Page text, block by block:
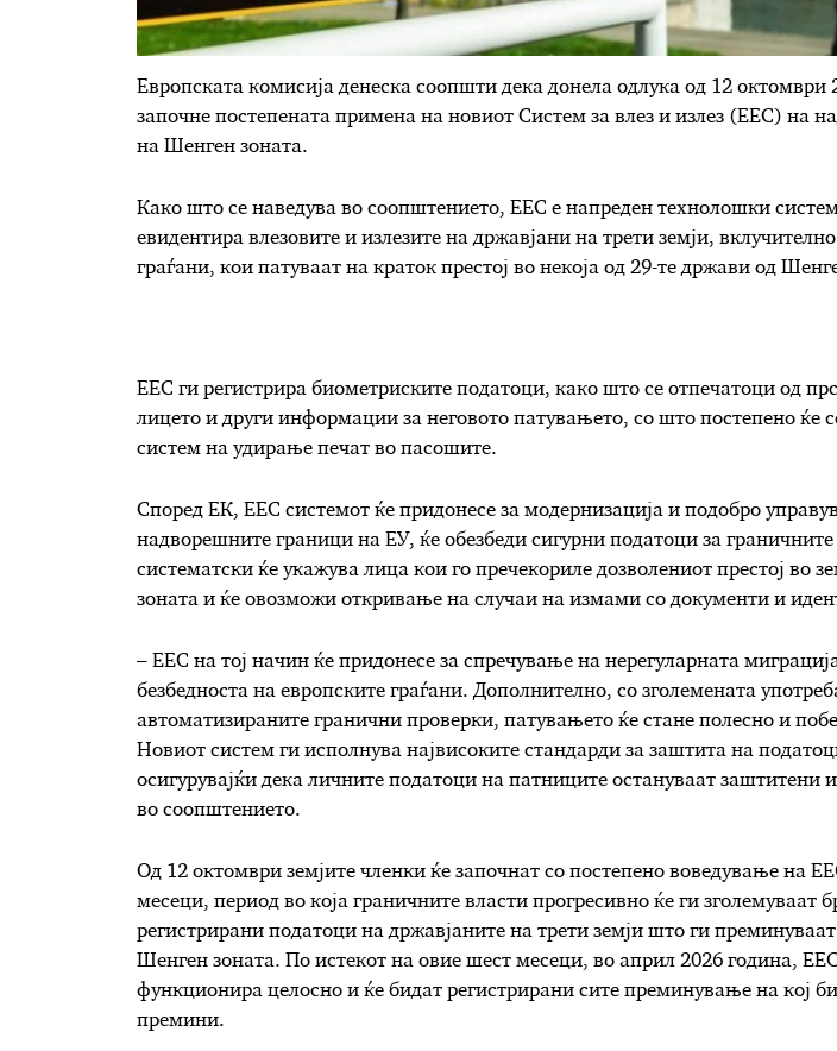
Европската комисија денеска соопшти дека донела одлука од 12 октомври
започне постепената примена на новиот Систем за влез и излез (ЕЕС) на
на Шенген зоната.
Како што се наведува во соопштението, ЕЕС е напреден технолошки систем
евидентира влезовите и излезите на државјани на трети земји,
граѓани, кои патуваат на краток престој во некоја од 29-те држави од
ЕЕС ги регистрира биометриските податоци, како што се отпечатоци од
лицето и други информации за неговото патувањето, со што постепено ќе
систем на удирање печат во пасошите.
Според ЕК, ЕЕС системот ќе придонесе за модернизација и подобро
надворешните граници на ЕУ, ќе обезбеди сигурни податоци за
систематски ќе укажува лица кои го пречекориле дозволениот престој во
зоната и ќе овозможи откривање на случаи на измами со документи и
– ЕЕС на тој начин ќе придонесе за спречување на нерегуларната
безбедноста на европските граѓани. Дополнително, со зголемената
автоматизираните гранични проверки, патувањето ќе стане полесно и
Новиот систем ги исполнува највисоките стандарди за заштита на
осигурувајќи дека личните податоци на патниците остануваат заштитени
во соопштението.
Од 12 октомври земјите членки ќе започнат со постепено воведување на
месеци, период во која граничните власти прогресивно ќе ги зголемуваат
регистрирани податоци на државјаните на трети земји што ги
Шенген зоната. По истекот на овие шест месеци, во април 2026 година,
функционира целосно и ќе бидат регистрирани сите преминување на кој
премини.